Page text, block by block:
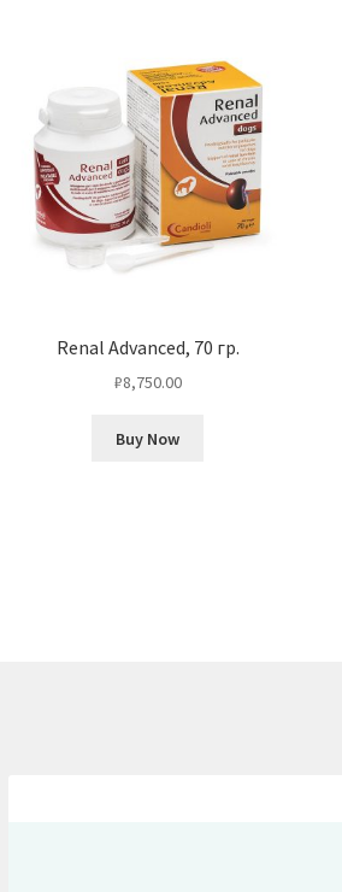
Renal Advanced, 70 гр.
₽8,750.00
Buy Now